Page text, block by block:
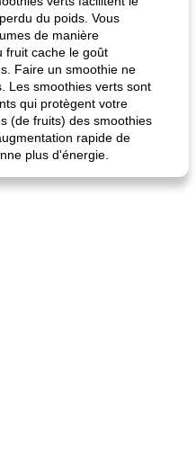
du poids. Vous
de manière
fruit cache le goût
Faire un smoothie ne
Les smoothies verts sont
qui protègent votre
(de fruits) des smoothies
rapide de
plus d'énergie.